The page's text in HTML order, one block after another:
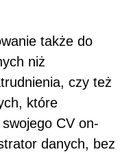
także do
niż
czy też
które
CV on-
danych, bez